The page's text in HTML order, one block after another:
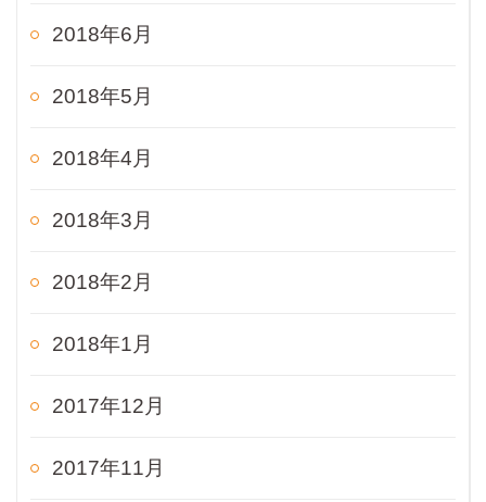
2018年6月
2018年5月
2018年4月
2018年3月
2018年2月
2018年1月
2017年12月
2017年11月